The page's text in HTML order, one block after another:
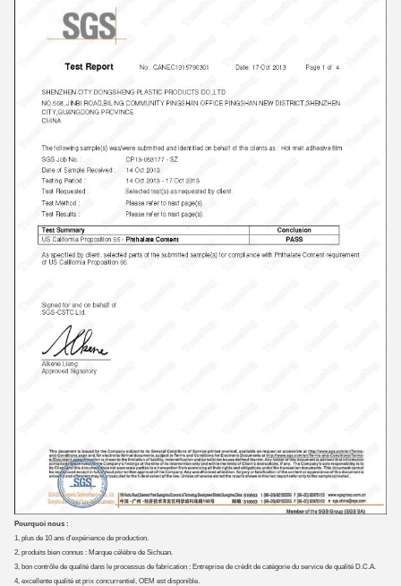
Pourquoi nous :
1, plus de 10 ans d'expérience de production.
2, produits bien connus : Marque célèbre de Sichuan.
3, bon contrôle de qualité dans le processus de fabrication : Entreprise de crédit de catégorie du service de qualité D.C.A.
4, excellente qualité et prix concurrentiel, OEM est disponible.